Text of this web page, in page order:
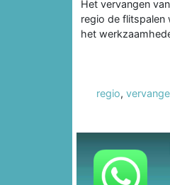
Het vervangen
regio de flitspalen
het
regio,